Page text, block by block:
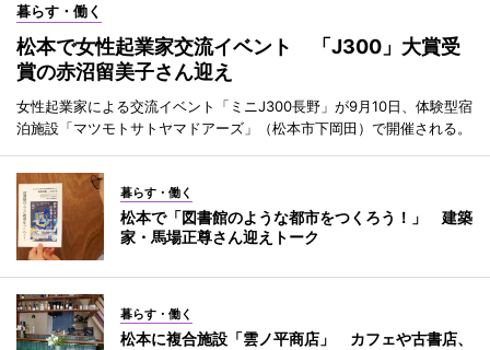
暮らす・働く
松本で女性起業家交流イベント 「J300」大賞受
賞の赤沼留美子さん迎え
女性起業家による交流イベント「ミニJ300長野」が9月10日、体験型宿
泊施設「マツモトサトヤマドアーズ」（松本市下岡田）で開催される。
暮らす・働く
松本で「図書館のような都市をつくろう！」 建築
家・馬場正尊さん迎えトーク
暮らす・働く
松本に複合施設「雲ノ平商店」 カフェや古書店、